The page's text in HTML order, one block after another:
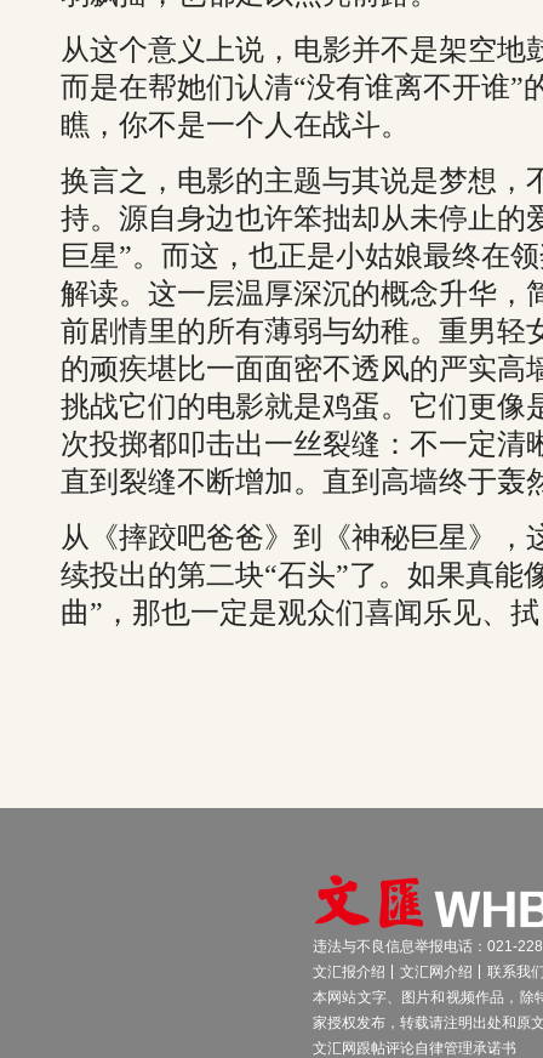
从这个意义上说，电影并不是架空地
而是在帮她们认清“没有谁离不开谁”
瞧，你不是一个人在战斗。
换言之，电影的主题与其说是梦想，
持。源自身边也许笨拙却从未停止的
巨星”。而这，也正是小姑娘最终在
解读。这一层温厚深沉的概念升华，
前剧情里的所有薄弱与幼稚。重男
的顽疾堪比一面面密不透风的严实高
挑战它们的电影就是鸡蛋。它们更像
次投掷都叩击出一丝裂缝：不一定清
直到裂缝不断增加。直到高墙终于轰
从《摔跤吧爸爸》到《神秘巨星》，
续投出的第二块“石头”了。如果真能
曲”，那也一定是观众们喜闻乐见、
违法与不良信息举报电话：021-
文汇报介绍
文汇网介绍
联系我
本网站文字、图片和视频作品，除
家授权发布，转载请注明出处和原
文汇网跟帖评论自律管理承诺书